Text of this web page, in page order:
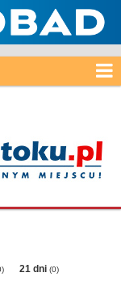
21 dni (0)